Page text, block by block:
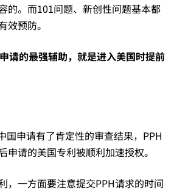
的。而101问题、新创性问题基本都
效预防。
请的最强辅助，就是进入美国时提前
国申请有了肯定性的审查结果，PPH
申请的美国专利被顺利加速授权。
，一方面要注意提交PPH请求的时间